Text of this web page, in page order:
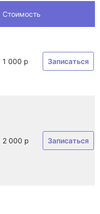
Стоимость
1 000 р Записаться
2 000 р Записаться